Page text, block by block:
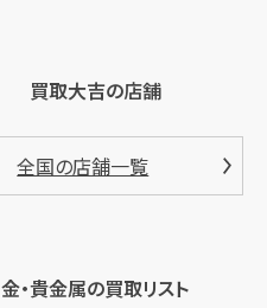
買取大吉の店舗
全国の店舗一覧
金・貴金属の買取リスト